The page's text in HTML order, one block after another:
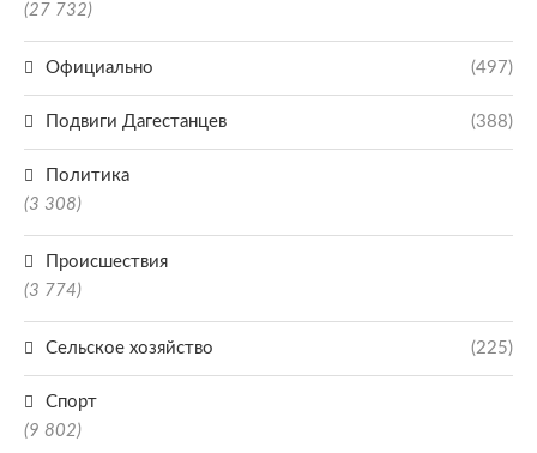
(27 732)
Официально (497)
Подвиги Дагестанцев (388)
Политика
(3 308)
Происшествия
(3 774)
Сельское хозяйство (225)
Спорт
(9 802)